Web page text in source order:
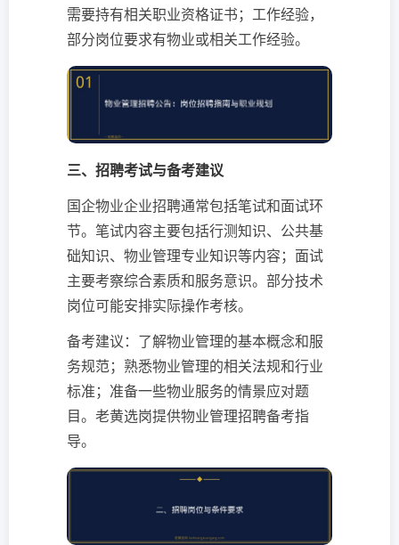
需要持有相关职业资格证书；工作经验，
部分岗位要求有物业或相关工作经验。
三、招聘考试与备考建议
国企物业企业招聘通常包括笔试和面试环
节。笔试内容主要包括行测知识、公共基
础知识、物业管理专业知识等内容；面试
主要考察综合素质和服务意识。部分技术
岗位可能安排实际操作考核。
备考建议：了解物业管理的基本概念和服
务规范；熟悉物业管理的相关法规和行业
标准；准备一些物业服务的情景应对题
目。老黄选岗提供物业管理招聘备考指
导。